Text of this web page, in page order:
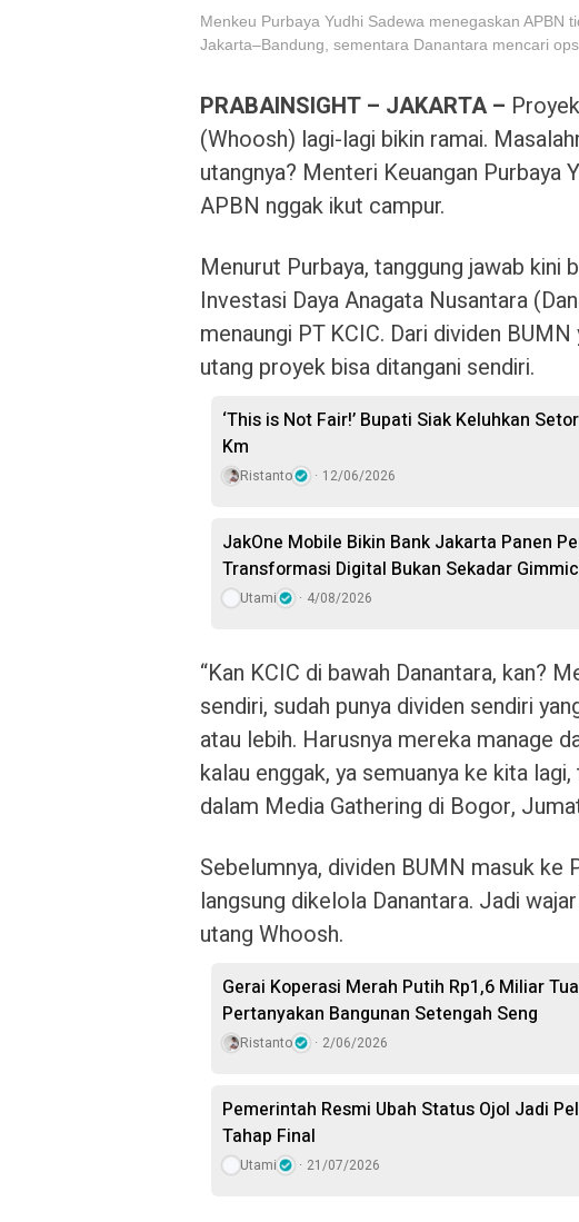
Menkeu Purbaya Yudhi Sadewa menegaskan
Jakarta–Bandung, sementara Danantara mencari
PRABAINSIGHT – JAKARTA –
(Whoosh) lagi-lagi bikin ramai.
utangnya? Menteri Keuangan Purbaya
APBN nggak ikut campur.
Menurut Purbaya, tanggung jawab kini
Investasi Daya Anagata Nusantara
menaungi PT KCIC. Dari dividen
utang proyek bisa ditangani sendiri.
‘This is Not Fair!’ Bupati Siak Keluhkan
Km
Ristanto 12/06/2026
JakOne Mobile Bikin Bank Jakarta Panen
Transformasi Digital Bukan Sekadar
Utami 4/08/2026
“Kan KCIC di bawah Danantara, kan?
sendiri, sudah punya dividen sendiri
atau lebih. Harusnya mereka manage
kalau enggak, ya semuanya ke kita
dalam Media Gathering di Bogor,
Sebelumnya, dividen BUMN masuk ke
langsung dikelola Danantara. Jadi
utang Whoosh.
Gerai Koperasi Merah Putih Rp1,6 Miliar
Pertanyakan Bangunan Setengah Seng
Ristanto 2/06/2026
Pemerintah Resmi Ubah Status Ojol Jadi
Tahap Final
Utami 21/07/2026